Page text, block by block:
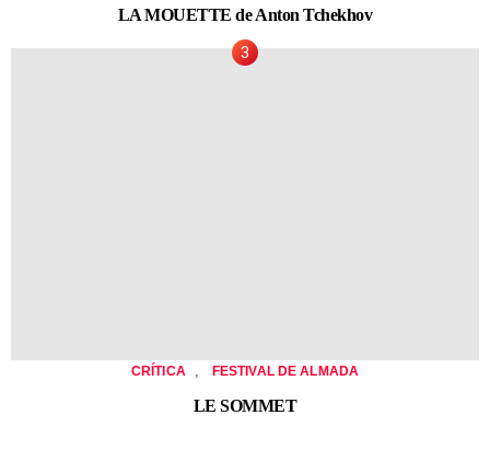
LA MOUETTE de Anton Tchekhov
CRÍTICA FESTIVAL DE ALMADA
LE SOMMET